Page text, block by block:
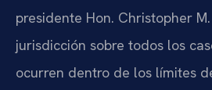
presidente Hon. Christopher
jurisdicción sobre todos los
ocurren dentro de los límites